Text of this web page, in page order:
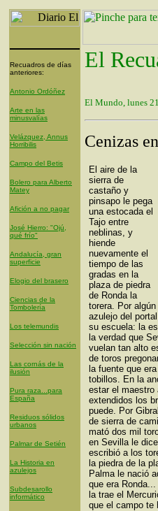
Recuadros de días
anteriores:
Antonio Ordóñez
Arte en las
minusvalías
Velázquez, Annus
Horribilis
Campo del Betis
Bolero para Alberto
Matey
Afición a no pagar
José Hierro: "Ojú,
qué frío"
Andalucía, gran
superficie
Elogio del brasero
Ciencias de la
Tombolería
Los telemundis
Selección sin nación
Las cornás de la
ilusión
Pura raza...para
España
Residuos sólidos
urbanos
Palmar de Setién
La Historia en
azulejos
Subdesarollo
informático
El
El Mundo, lunes
Cenizas
El aire de la
sierra de
castaño y
pinsapo le pega
una estocada el
Tajo entre
neblinas, y
hiende
nuevamente el
tiempo de las
gradas en la
plaza de piedra
de Ronda la
torera. Por algún
azulejo del
su escuela: la
la verdad que
vuelan tan alto
de toros
la fuente que
tobillos. En la
estar el maestro
extendidos los
puede. Por
de sierra de
mató dos mil
en Sevilla le
escribió a los
la piedra de la
Palma le nació
que era
la trae el
que el campo te